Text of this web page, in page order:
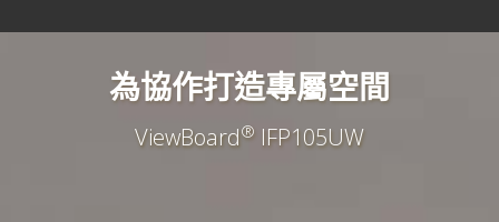
為協作打造專屬空間
ViewBoard® IFP105UW